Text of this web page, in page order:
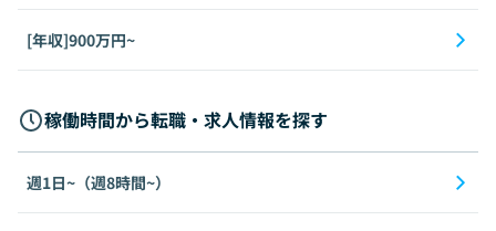
[年収]900万円~
稼働時間から転職・求人情報を探す
週1日~（週8時間~）